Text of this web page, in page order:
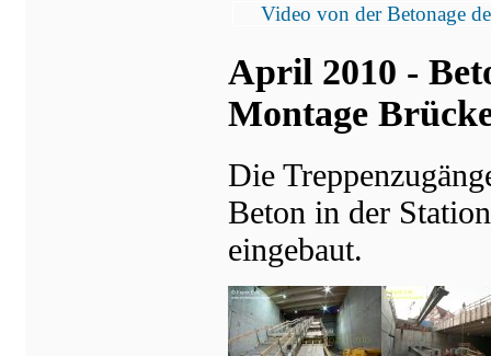
Video von der Betonage
April 2010 -
Montage
Die
Beton in der
eingebaut.